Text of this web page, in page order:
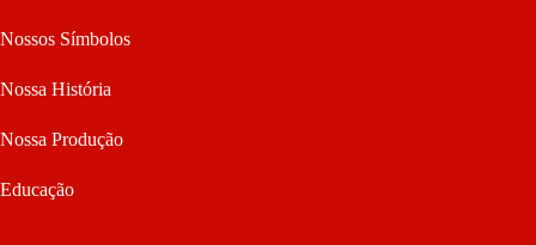
Nossos Símbolos
Nossa História
Nossa Produção
Educação